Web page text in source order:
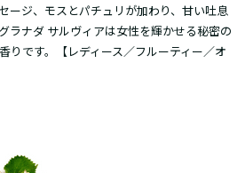
ージ、モスとパチュリが加わり、甘い吐息
ラナダ サルヴィアは女性を輝かせる秘密の
りです。【レディース／フルーティー／オ